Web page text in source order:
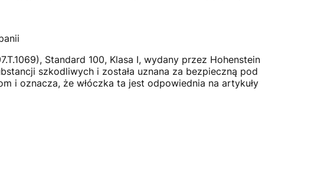
Standard 100, Klasa I, wydany przez Hohenstein
szkodliwych i została uznana za bezpieczną pod
i oznacza, że włóczka ta jest odpowiednia na artykuły